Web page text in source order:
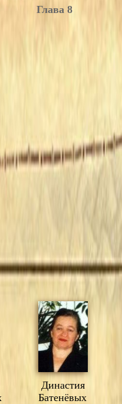
Глава 8
Династия
Батенёвых